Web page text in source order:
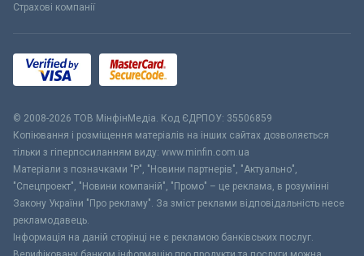
Страхові компанії
© 2008-2026 ТОВ МiнфiнМедiа. Код ЄДРПОУ: 35506859
Копіювання і розміщення матеріалів на інших сайтах дозволяється
тільки з гіперпосиланням виду: www.minfin.com.ua
Матеріали з позначками "Р", "Новини партнерів", "Актуально",
"Спецпроект", "Новини компаній", "Промо" – це реклама, в розумінні
Закону України "Про рекламу". За зміст реклами відповідальність несе
рекламодавець.
Інформація на даній сторінці не є рекламою банківських послуг.